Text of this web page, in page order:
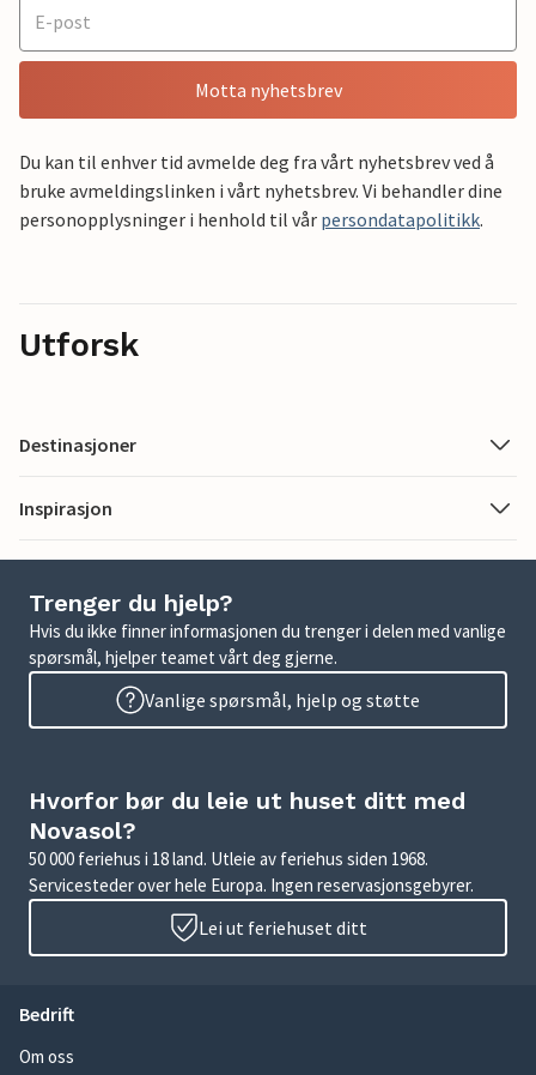
Motta nyhetsbrev
Du kan til enhver tid avmelde deg fra vårt nyhetsbrev ved å
bruke avmeldingslinken i vårt nyhetsbrev. Vi behandler dine
personopplysninger i henhold til vår persondatapolitikk.
Utforsk
Destinasjoner
Inspirasjon
Trenger du hjelp?
Hvis du ikke finner informasjonen du trenger i delen med vanlige
spørsmål, hjelper teamet vårt deg gjerne.
Vanlige spørsmål, hjelp og støtte
Hvorfor bør du leie ut huset ditt med
Novasol?
50 000 feriehus i 18 land. Utleie av feriehus siden 1968.
Servicesteder over hele Europa. Ingen reservasjonsgebyrer.
Lei ut feriehuset ditt
Bedrift
Om oss